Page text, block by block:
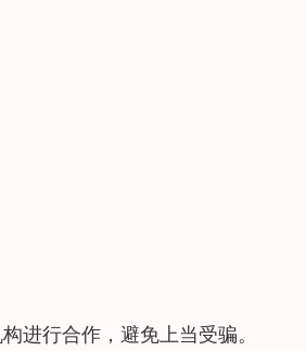
进行合作，避免上当受骗。